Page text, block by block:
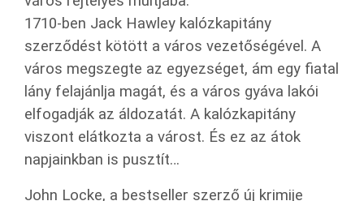
1710-ben Jack Hawley kalózkapitány
szerződést kötött a város vezetőségével. A
város megszegte az egyezséget, ám egy fiatal
lány felajánlja magát, és a város gyáva lakói
elfogadják az áldozatát. A kalózkapitány
viszont elátkozta a várost. És ez az átok
napjainkban is pusztít…
John Locke, a bestseller szerző új krimije